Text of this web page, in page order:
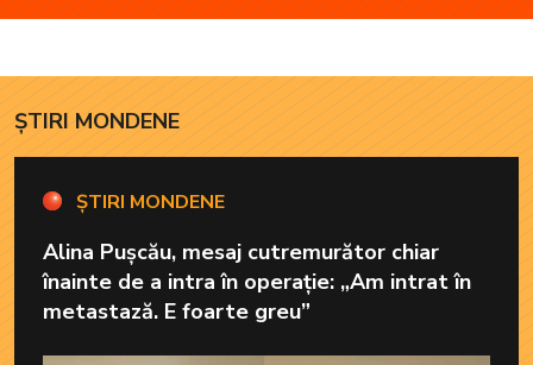
ȘTIRI MONDENE
ȘTIRI MONDENE
Alina Pușcău, mesaj cutremurător chiar
înainte de a intra în operație: „Am intrat în
metastază. E foarte greu”